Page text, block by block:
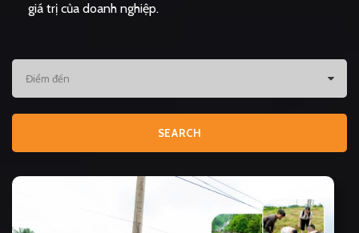
giá trị của doanh nghiệp.